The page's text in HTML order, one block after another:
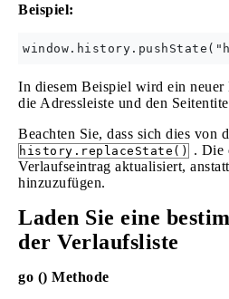
Beispiel:
In diesem Beispiel wird ein neuer
die Adressleiste und den
Beachten Sie, dass sich dies von
history.replaceState()
. Die
Verlaufseintrag aktualisiert,
hinzuzufügen.
Laden Sie eine
der Verlaufsliste
go () Methode